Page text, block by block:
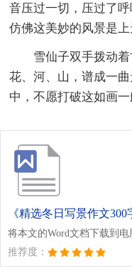
音压过一切，压过了
仿佛这美妙的风景是上
雪仙子双手拨动
花、河、山，谱成一
中，不愿打破这如画一
《精选冬日写景作文300
将本文的Word文档下载到
推荐度：